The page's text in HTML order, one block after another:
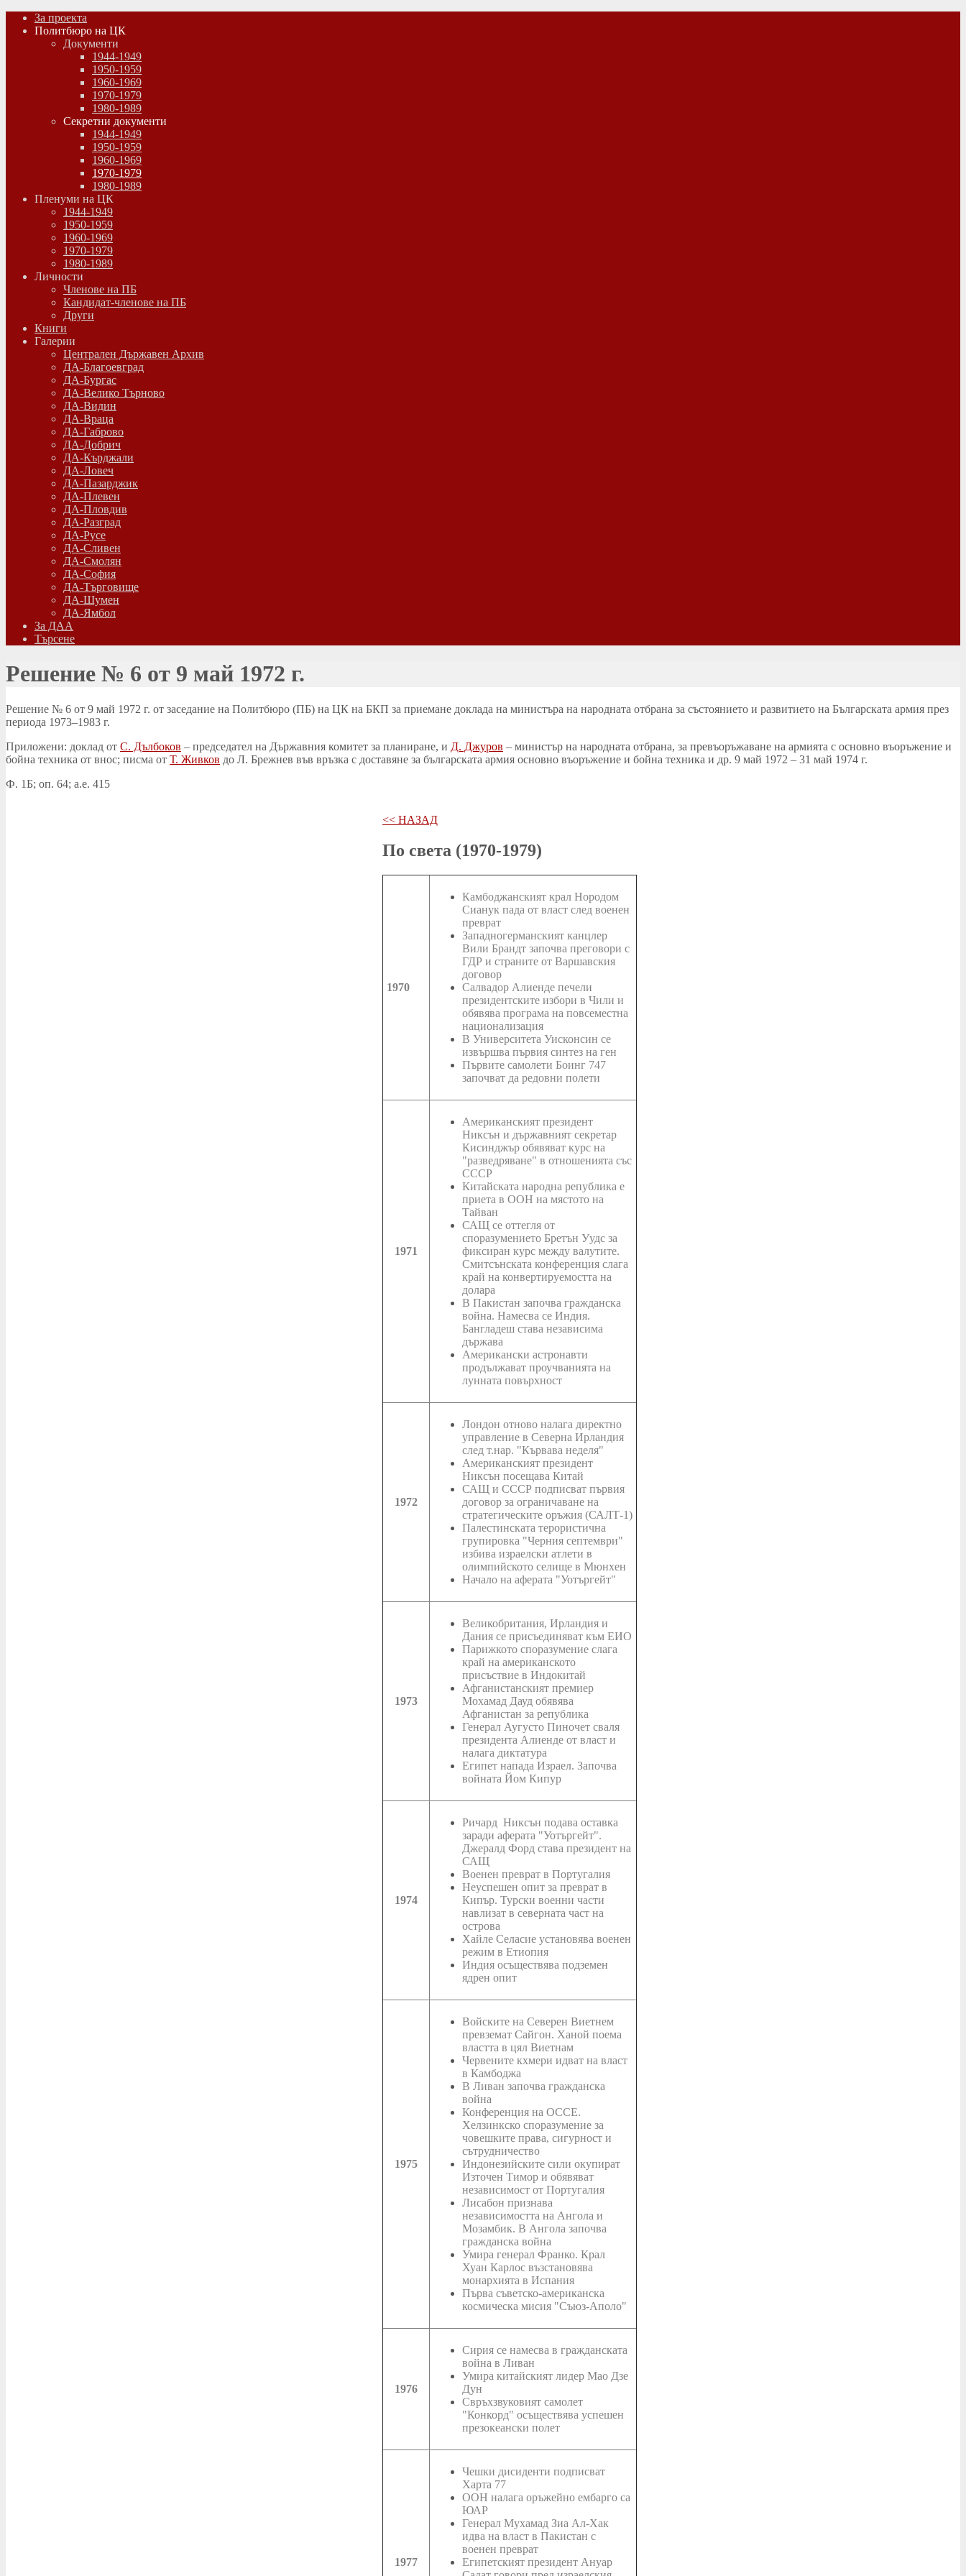
За проекта
Политбюро на ЦК
Документи
1944-1949
1950-1959
1960-1969
1970-1979
1980-1989
Секретни документи
1944-1949
1950-1959
1960-1969
1970-1979
1980-1989
Пленуми на ЦК
1944-1949
1950-1959
1960-1969
1970-1979
1980-1989
Личности
Членове на ПБ
Кандидат-членове на ПБ
Други
Книги
Галерии
Централен Държавен Архив
ДА-Благоевград
ДА-Бургас
ДА-Велико Търново
ДА-Видин
ДА-Враца
ДА-Габрово
ДА-Добрич
ДА-Кърджали
ДА-Ловеч
ДА-Пазарджик
ДА-Плевен
ДА-Пловдив
ДА-Разград
ДА-Русе
ДА-Сливен
ДА-Смолян
ДА-София
ДА-Търговище
ДА-Шумен
ДА-Ямбол
Зa ДАА
Търсене
Решение № 6 от 9 май 1972 г.
Решение № 6 от 9 май 1972 г. от заседание на Политбюро (ПБ) на ЦК на БКП за приемане доклада на министъра на народната отбрана за състоянието и развитието на Българската армия през
периода 1973–1983 г.
Приложени: доклад от С. Дълбоков – председател на Държавния комитет за планиране, и Д. Джуров – министър на народната отбрана, за превъоръжаване на армията с основно въоръжение и
бойна техника от внос; писма от Т. Живков до Л. Брежнев във връзка с доставяне за българската армия основно въоръжение и бойна техника и др. 9 май 1972 – 31 май 1974 г.
Ф. 1Б; оп. 64; а.е. 415
<< НАЗАД
По света (1970-1979)
1970
Камбоджанският крал Нородом
Сианук пада от власт след военен
преврат
Западногерманският канцлер
Вили Брандт започва преговори с
ГДР и страните от Варшавския
договор
Салвадор Алиенде печели
президентските избори в Чили и
обявява програма на повсеместна
национализация
В Университета Уисконсин се
извършва първия синтез на ген
Първите самолети Боинг 747
започват да редовни полети
1971
Американският президент
Никсън и държавният секретар
Кисинджър обявяват курс на
"разведряване" в отношенията със
СССР
Китайската народна република е
приета в ООН на мястото на
Тайван
САЩ се оттегля от
споразумението Бретън Уудс за
фиксиран курс между валутите.
Смитсънската конференция слага
край на конвертируемостта на
долара
В Пакистан започва гражданска
война. Намесва се Индия.
Бангладеш става независима
държава
Американски астронавти
продължават проучванията на
лунната повърхност
1972
Лондон отново налага директно
управление в Северна Ирландия
след т.нар. "Кървава неделя"
Американският президент
Никсън посещава Китай
САЩ и СССР подписват първия
договор за ограничаване на
стратегическите оръжия (САЛТ-1)
Палестинската терористична
групировка "Черния септември"
избива израелски атлети в
олимпийското селище в Мюнхен
Начало на аферата "Уотъргейт"
1973
Великобритания, Ирландия и
Дания се присъединяват към ЕИО
Парижкото споразумение слага
край на американското
присъствие в Индокитай
Афганистанският премиер
Мохамад Дауд обявява
Афганистан за република
Генерал Аугусто Пиночет сваля
президента Алиенде от власт и
налага диктатура
Египет напада Израел. Започва
войната Йом Кипур
1974
Ричард Никсън подава оставка
заради аферата "Уотъргейт".
Джералд Форд става президент на
САЩ
Военен преврат в Португалия
Неуспешен опит за преврат в
Кипър. Турски военни части
навлизат в северната част на
острова
Хайле Селасие установява военен
режим в Етиопия
Индия осъществява подземен
ядрен опит
1975
Войските на Северен Виетнем
превземат Сайгон. Ханой поема
властта в цял Виетнам
Червените кхмери идват на власт
в Камбоджа
В Ливан започва гражданска
война
Конференция на ОССЕ.
Хелзинкско споразумение за
човешките права, сигурност и
сътрудничество
Индонезийските сили окупират
Източен Тимор и обявяват
независимост от Португалия
Лисабон признава
независимостта на Ангола и
Мозамбик. В Ангола започва
гражданска война
Умира генерал Франко. Крал
Хуан Карлос възстановява
монархията в Испания
Първа съветско-американска
космическа мисия "Съюз-Аполо"
1976
Сирия се намесва в гражданската
война в Ливан
Умира китайският лидер Мао Дзе
Дун
Свръхзвуковият самолет
"Конкорд" осъществява успешен
презокеански полет
1977
Чешки дисиденти подписват
Харта 77
ООН налага оръжейно ембарго са
ЮАР
Генерал Мухамад Зиа Ал-Хак
идва на власт в Пакистан с
военен преврат
Египетският президент Ануар